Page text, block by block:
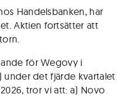
Handelsbanken, har
Aktien fortsätter att
för Wegovy i
det fjärde kvartalet
tror vi att: a) Novo